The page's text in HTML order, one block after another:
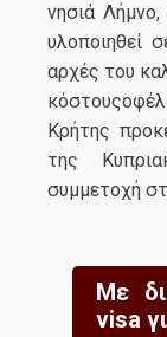
νησιά
υλοποιηθεί
αρχές του
Κρήτης
της
συμμετοχή
Με
visa